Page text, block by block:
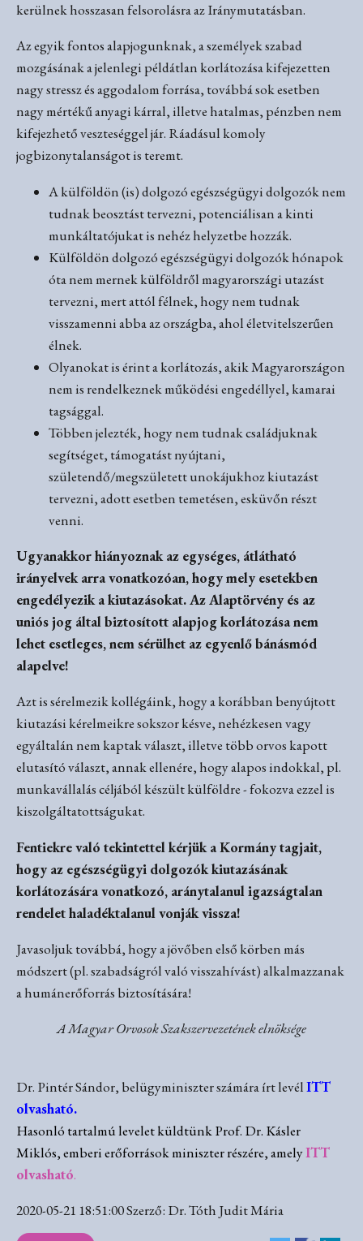
kerülnek hosszasan felsorolásra az Iránymutatásban.
Az egyik fontos alapjogunknak, a személyek szabad
mozgásának a jelenlegi példátlan korlátozása kifejezetten
nagy stressz és aggodalom forrása, továbbá sok esetben
nagy mértékű anyagi kárral, illetve hatalmas, pénzben nem
kifejezhető veszteséggel jár. Ráadásul komoly
jogbizonytalanságot is teremt.
A külföldön (is) dolgozó egészségügyi dolgozók nem
tudnak beosztást tervezni, potenciálisan a kinti
munkáltatójukat is nehéz helyzetbe hozzák.
Külföldön dolgozó egészségügyi dolgozók hónapok
óta nem mernek külföldről magyarországi utazást
tervezni, mert attól félnek, hogy nem tudnak
visszamenni abba az országba, ahol életvitelszerűen
élnek.
Olyanokat is érint a korlátozás, akik Magyarországon
nem is rendelkeznek működési engedéllyel, kamarai
tagsággal.
Többen jelezték, hogy nem tudnak családjuknak
segítséget, támogatást nyújtani,
születendő/megszületett unokájukhoz kiutazást
tervezni, adott esetben temetésen, esküvőn részt
venni.
Ugyanakkor hiányoznak az egységes, átlátható
irányelvek arra vonatkozóan, hogy mely esetekben
engedélyezik a kiutazásokat. Az Alaptörvény és az
uniós jog által biztosított alapjog korlátozása nem
lehet esetleges, nem sérülhet az egyenlő bánásmód
alapelve!
Azt is sérelmezik kollégáink, hogy a korábban benyújtott
kiutazási kérelmeikre sokszor késve, nehézkesen vagy
egyáltalán nem kaptak választ, illetve több orvos kapott
elutasító választ, annak ellenére, hogy alapos indokkal, pl.
munkavállalás céljából készült külföldre - fokozva ezzel is
kiszolgáltatottságukat.
Fentiekre való tekintettel kérjük a Kormány tagjait,
hogy az egészségügyi dolgozók kiutazásának
korlátozására vonatkozó, aránytalanul igazságtalan
rendelet haladéktalanul vonják vissza!
Javasoljuk továbbá, hogy a jövőben első körben más
módszert (pl. szabadságról való visszahívást) alkalmazzanak
a humánerőforrás biztosítására!
A Magyar Orvosok Szakszervezetének elnöksége
Dr. Pintér Sándor, belügyminiszter számára írt levélITT
olvasható.
Hasonló tartalmú levelet küldtünk Prof. Dr. Kásler
Miklós, emberi erőforrások miniszter részére, amelyITT
olvasható.
2020-05-21 18:51:00 Szerző: Dr. Tóth Judit Mária